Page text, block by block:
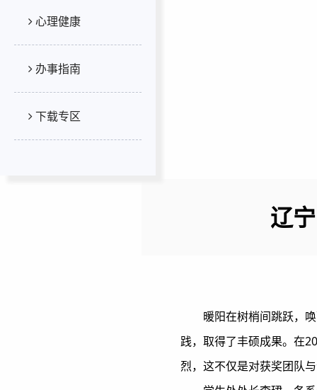
心理健康
办事指南
下载专区
辽
暖阳在树梢间跳跃，
践，取得了丰硕成果。在
烈，这不仅是对获奖团队